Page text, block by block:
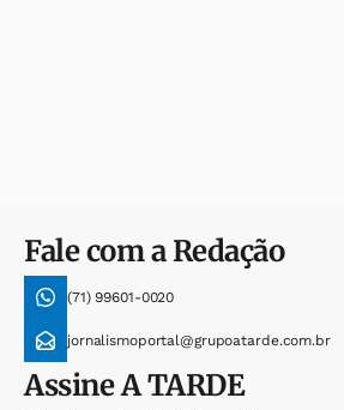
Fale com a Redação
(71) 99601-0020
jornalismoportal@grupoatarde.com.br
AssineA TARDE